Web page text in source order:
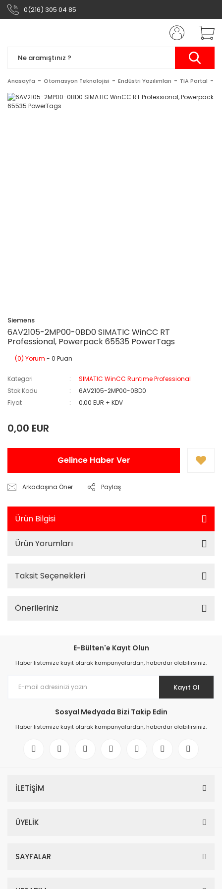
0(216) 305 04 85
Anasayfa Otomasyon Teknolojisi Endüstri Yazılımları TIA Portal
Siemens
6AV2105-2MP00-0BD0 SIMATIC WinCC RT
Professional, Powerpack 65535 PowerTags
(0) Yorum - 0 Puan
Kategori
SIMATIC WinCC Runtime Professional
Stok Kodu
6AV2105-2MP00-0BD0
Fiyat
0,00 EUR + KDV
0,00 EUR
Gelince Haber Ver
Arkadaşına Öner Paylaş
Ürün Bilgisi
Ürün Yorumları
Taksit Seçenekleri
Önerileriniz
E-Bülten'e Kayıt Olun
Haber listemize kayıt olarak kampanyalardan, haberdar olabilirsiniz.
Kayıt Ol
Sosyal Medyada Bizi Takip Edin
Haber listemize kayıt olarak kampanyalardan, haberdar olabilirsiniz.
İLETİŞİM
ÜYELİK
SAYFALAR